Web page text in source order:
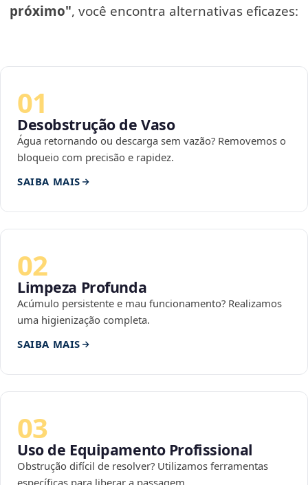
próximo", você encontra alternativas eficazes:
01
Desobstrução de Vaso
Água retornando ou descarga sem vazão? Removemos o
bloqueio com precisão e rapidez.
SAIBA MAIS
02
Limpeza Profunda
Acúmulo persistente e mau funcionamento? Realizamos
uma higienização completa.
SAIBA MAIS
03
Uso de Equipamento Profissional
Obstrução difícil de resolver? Utilizamos ferramentas